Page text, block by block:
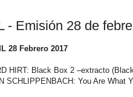
- Emisión 28 de
28 Febrero 2017
HIRT: Black Box 2 –extracto
SCHLIPPENBACH: You Are What